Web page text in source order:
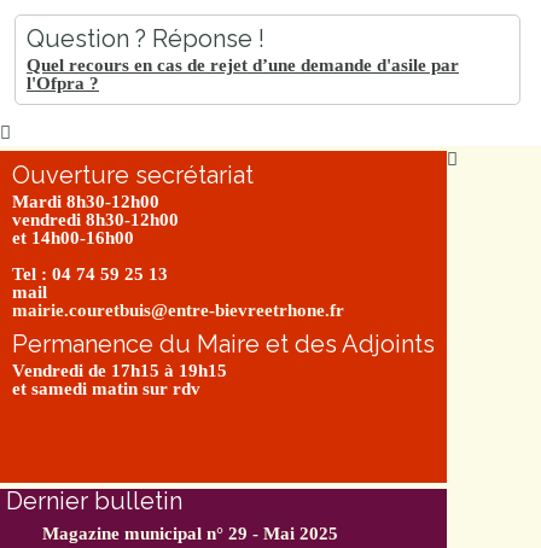
Question ? Réponse !
Quel recours en cas de rejet d’une demande d'asile par
l'Ofpra ?
Ouverture secrétariat
Mardi 8h30-12h00
vendredi 8h30-12h00
et 14h00-16h00
Tel : 04 74 59 25 13
mail
mairie.couretbuis@entre-bievreetrhone.fr
Permanence du Maire et des Adjoints
Vendredi de 17h15 à 19h15
et samedi matin sur rdv
Dernier bulletin
Magazine municipal n° 29 - Mai 2025